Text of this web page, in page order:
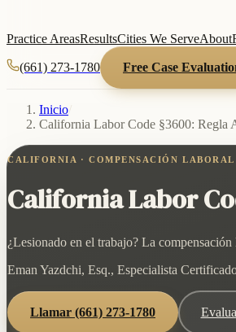
Practice AreasResultsCities We ServeAbout
(661) 273-1780 Free Case
Inicio/
California Labor Code §3600: Regla
CALIFORNIA · COMPENSACIÓN LABORAL
California Labor
¿Lesionado en el trabajo? La
Eman Yazdchi, Esq., Especialista
Llamar (661) 273-1780